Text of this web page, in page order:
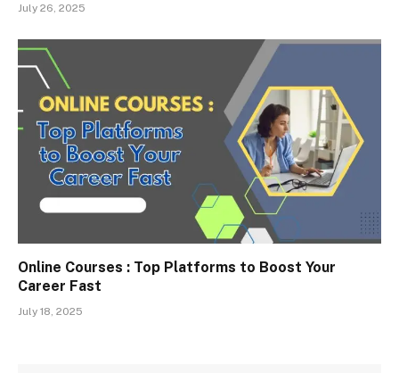
July 26, 2025
Online Courses : Top Platforms to Boost Your
Career Fast
July 18, 2025